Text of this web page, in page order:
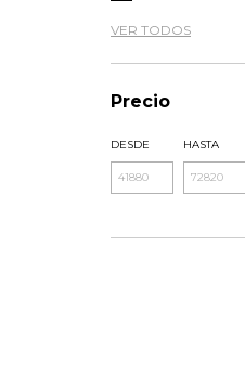
VER TODOS
Precio
DESDE HASTA